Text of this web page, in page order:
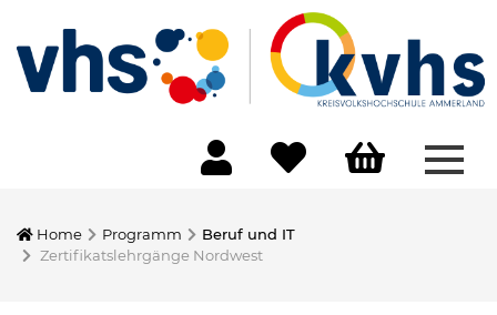
Home Programm
Beruf und IT
Zertifikatslehrgänge Nordwest